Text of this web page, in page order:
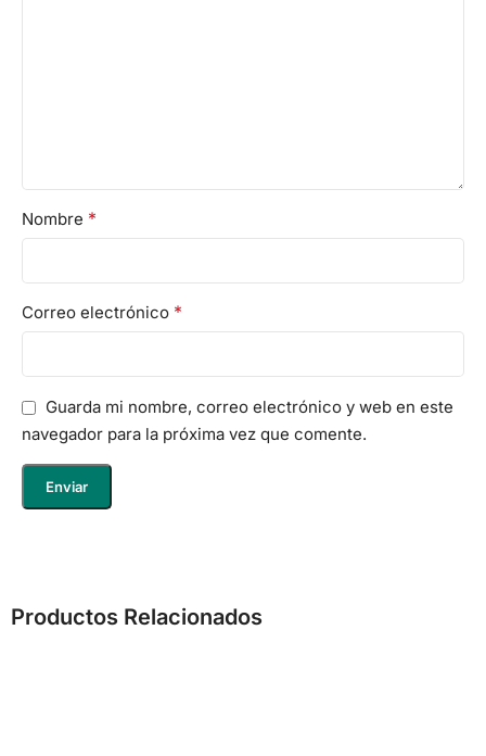
Nombre *
Correo electrónico *
Guarda mi nombre, correo electrónico y web en este
navegador para la próxima vez que comente.
Productos Relacionados